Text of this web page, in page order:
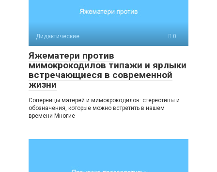
Дидактические 0
Яжематери против
мимокрокодилов типажи и ярлыки
встречающиеся в современной
жизни
Соперницы матерей и мимокрокодилов: стереотипы и
обозначения, которые можно встретить в нашем
времени Многие